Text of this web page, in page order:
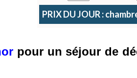
PRIX DU JOUR :
pour un séjour de